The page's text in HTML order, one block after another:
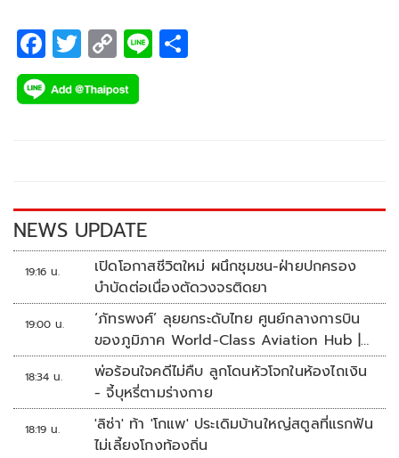
F
ac
e
k
T
wi
tt
C
o
p
k
Li
NEWS UPDATE
19:16 น.
เปิดโอกาสชีวิตใหม่ ผนึกชุมชน-ฝ่ายปกครอง
บำบัดต่อเนื่องตัดวงจรติดยา
19:00 น.
‘ภัทรพงศ์’ ลุยยกระดับไทย ศูนย์กลางการบิน
ของภูมิภาค World-Class Aviation Hub |
ห้องข่าวไทยโพสต์สุดสัปดาห์
18:34 น.
พ่อร้อนใจคดีไม่คืบ ลูกโดนหัวโจกในห้องไถเงิน
- จี้บุหรี่ตามร่างกาย
18:19 น.
'ลิซ่า' ท้า 'โกแพ' ประเดิมบ้านใหญ่สตูลที่แรกฟัน
ไม่เลี้ยงโกงท้องถิ่น